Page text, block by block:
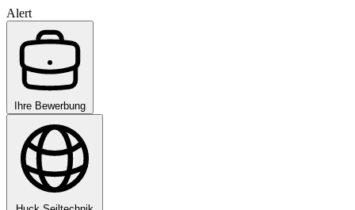
Alert
Ihre Bewerbung